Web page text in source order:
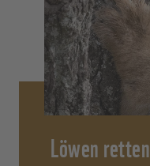
Löwen retten